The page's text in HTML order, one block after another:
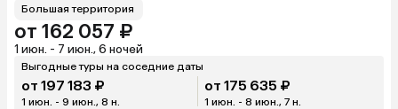
Большая территория
от 162 057 ₽
1 июн. - 7 июн., 6 ночей
Выгодные туры на соседние даты
от 197 183 ₽
1 июн. - 9 июн., 8 н.
от 175 635 ₽
1 июн. - 8 июн., 7 н.